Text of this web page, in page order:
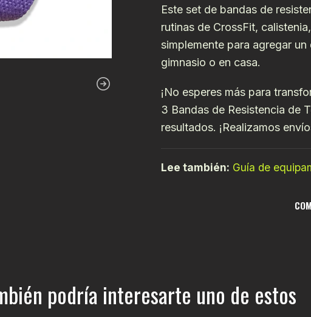
Este set de bandas de
rutinas de CrossFit,
simplemente para agregar
gimnasio o en casa.
¡No esperes más para
3 Bandas de Resistencia de
resultados. ¡Realizamos
Lee también: Guía de
podría interesarte uno de estos